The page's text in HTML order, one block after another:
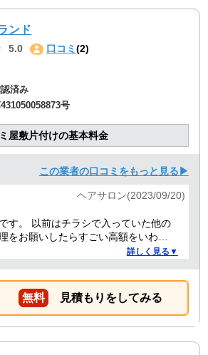
ンド
5.0 口コミ (2)
済み
号
屋敷片付けの基本料金
この業者の口コミをもっと見る▶
ヘアサロン(2023/09/20)
す。 以前はチラシで入っていた他の
をお願いしたらすごい高額をいわれ
が、クリーランドさんは提示額通り
詳しく見る▼
無料 見積もりをしてみる